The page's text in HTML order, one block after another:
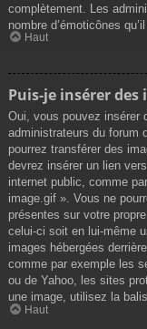
complètement. Les
nombre d’émoticônes
Haut
Puis-je insérer des
Oui, vous pouvez insérer
administrateurs du forum
pourrez transférer des
devrez insérer un lien
internet public, comme
image.gif ». Vous ne
présentes sur votre
celui-ci soit en lui-même
images hébergées
comme par exemple les
ou de Yahoo, les sites
une image, utilisez la
Haut